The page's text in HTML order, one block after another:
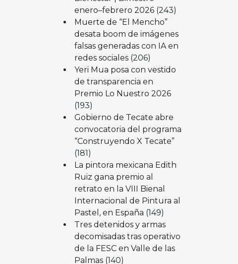
enero–febrero 2026 (243)
Muerte de “El Mencho”
desata boom de imágenes
falsas generadas con IA en
redes sociales (206)
Yeri Mua posa con vestido
de transparencia en
Premio Lo Nuestro 2026
(193)
Gobierno de Tecate abre
convocatoria del programa
“Construyendo X Tecate”
(181)
La pintora mexicana Edith
Ruiz gana premio al
retrato en la VIII Bienal
Internacional de Pintura al
Pastel, en España (149)
Tres detenidos y armas
decomisadas tras operativo
de la FESC en Valle de las
Palmas (140)